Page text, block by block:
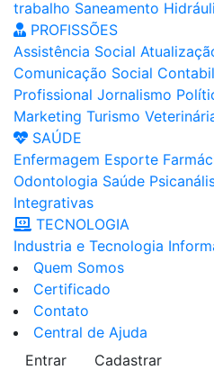
trabalho Saneamento
PROFISSÕES
Assistência Social
Comunicação Social
Profissional Jornalismo
Marketing Turismo
SAÚDE
Enfermagem Esporte
Odontologia Saúde
Integrativas
TECNOLOGIA
Industria e Tecnologia
Quem Somos
Certificado
Contato
Central de Ajuda
Entrar
Cadastrar